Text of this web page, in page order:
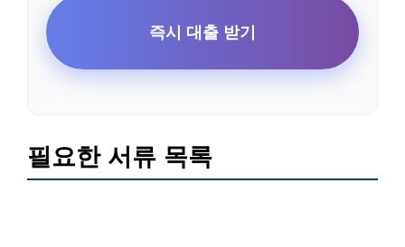
즉시 대출 받기
필요한 서류 목록